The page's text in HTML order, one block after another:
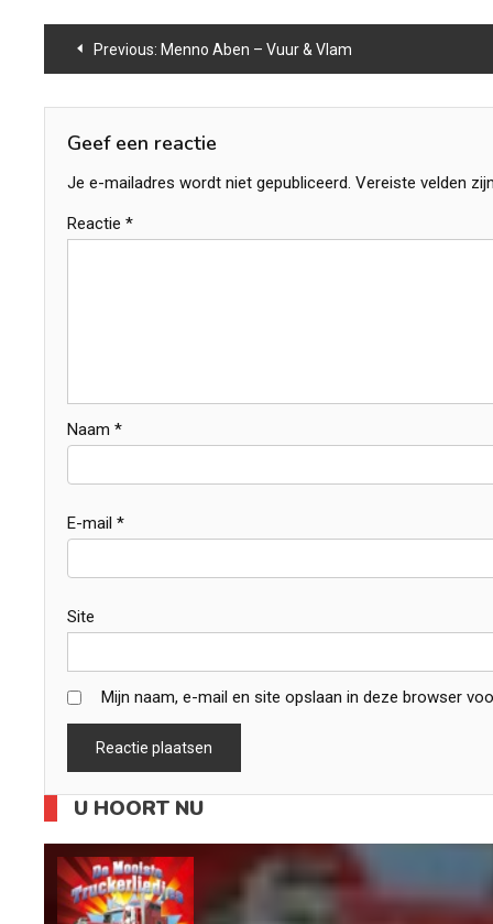
Bericht
navigatie
Previous: Menno Aben – Vuur & Vlam
Geef een reactie
Je e-mailadres wordt niet gepubliceerd. Vereiste velden
Reactie *
Naam *
E-mail *
Site
Mijn naam, e-mail en site opslaan in deze browser
U HOORT NU